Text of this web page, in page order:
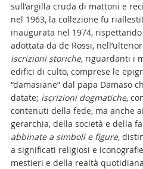
sull’argilla cruda di mattoni e
nel 1963, la collezione fu
inaugurata nel 1974,
adottata da de Rossi,
iscrizioni storiche, riguardanti i
edifici di culto, comprese le
“damasiane” dal papa Damaso
datate; iscrizioni dogmatiche,
contenuti della fede, ma anche
gerarchia, della società e della
abbinate a simboli e figure,
a significati religiosi e
mestieri e della realtà